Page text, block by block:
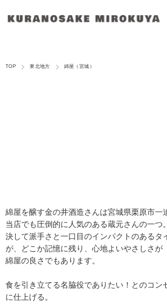
TOP 東北地方 綿屋（宮城）
綿屋を醸す金の井酒造さんは宮城県栗原市一
当店でも圧倒的に人気のある蔵元さんの一つ。
決して派手さと一口目のインパクトのあるタ
が、どこか記憶に残り、心地よいやさしさが
綿屋の良さでもあります。
食を引き立てる名脇役でありたい！とのコン
に仕上げる。